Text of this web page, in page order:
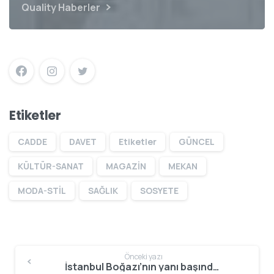
Quality Haberler
Etiketler
CADDE DAVET Etiketler GÜNCEL
KÜLTÜR-SANAT MAGAZİN MEKAN
MODA-STİL SAĞLIK SOSYETE
Önceki yazı
İstanbul Boğazı’nın yanı başında İtalyan esintisi: Olea & The Bar